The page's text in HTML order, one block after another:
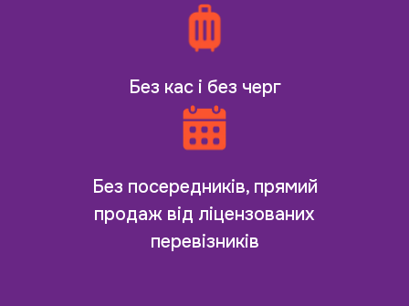
Без кас і без черг
Без посередників, прямий
продаж від ліцензованих
перевізників